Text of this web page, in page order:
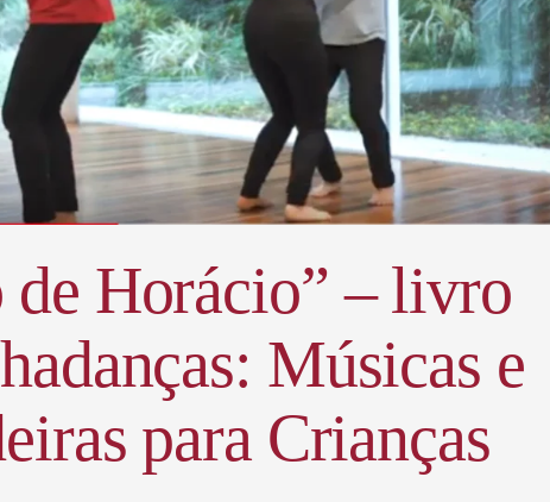
de Horácio” – livro
Músicas e
para Crianças